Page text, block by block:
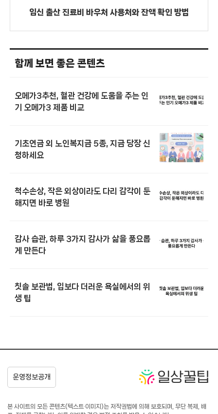
임신 출산 진료비 바우처 사용처와 잔액 확인 방법
함께 보면 좋은 콘텐츠
오메가3추천, 혈관 건강에 도움을 주는 인
기 오메가3 제품 비교
기초연금 외 노인복지금 5종, 지금 당장 신
청하세요
척수손상, 작은 외상이라도 다리 감각이 둔
해지면 바로 병원
감사 습관, 하루 3가지 감사가 삶을 풍요롭
게 만든다
칫솔 보관법, 입보다 더러운 욕실에서의 위
생 팁
본 사이트의 모든 콘텐츠(텍스트·이미지)는 저작권법에 의해 보호되며, 무단 복제, 배